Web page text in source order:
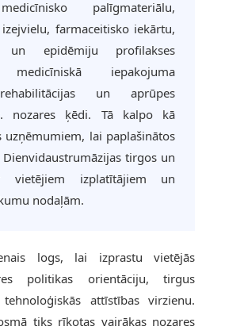
palīgmateriālu,
farmaceitisko iekārtu,
un epidēmiju profilakses
medicīniskā iepakojuma
un aprūpes
nozares ķēdi. Tā kalpo kā
uzņēmumiem, lai paplašinātos
tirgos un
vietējiem izplatītājiem un
nodaļām.
logs, lai izprastu vietējās
politikas orientāciju, tirgus
attīstības virzienu.
tiks rīkotas vairākas nozares